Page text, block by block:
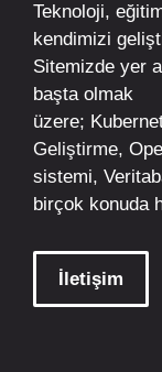
Teknoloji,
kendimizi
Sitemizde yer
başta olmak
üzere;
Geliştirme,
sistemi,
birçok konuda
İletişim